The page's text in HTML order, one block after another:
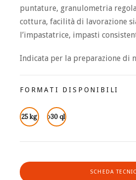
puntature, granulometria
cottura, facilità di lavorazione
l’impastatrice, impasti
Indicata per la preparazione di
FORMATI DISPONIBILI
25 kg ›30 ql
SCHEDA